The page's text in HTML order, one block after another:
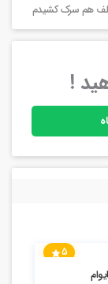
هم سرک کشیدم
!
5